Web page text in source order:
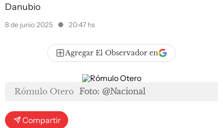
Danubio
8 de junio 2025 20:47 hs
Agregar El Observador en
Rómulo Otero Foto: @Nacional
Compartir